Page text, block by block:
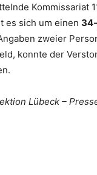
Kommissariat
es sich um einen
zweier
konnte der
Lübeck –